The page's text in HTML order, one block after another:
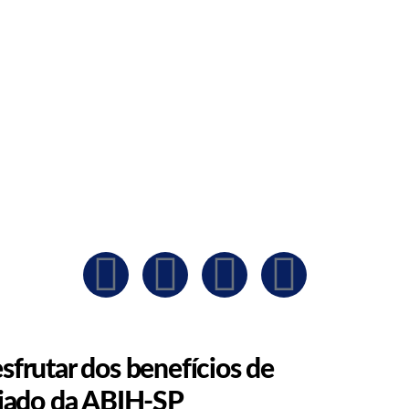
dos benefícios de
da ABIH-SP